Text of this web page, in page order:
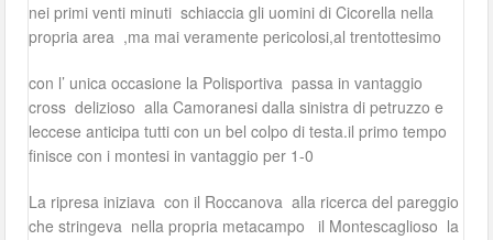
nei primi venti minuti schiaccia gli uomini di Cicorella nella
propria area ,ma mai veramente pericolosi,al trentottesimo
con l’ unica occasione la Polisportiva passa in vantaggio
cross delizioso alla Camoranesi dalla sinistra di petruzzo e
leccese anticipa tutti con un bel colpo di testa.il primo tempo
finisce con i montesi in vantaggio per 1-0
La ripresa iniziava con il Roccanova alla ricerca del pareggio
che stringeva nella propria metacampo il Montescaglioso la